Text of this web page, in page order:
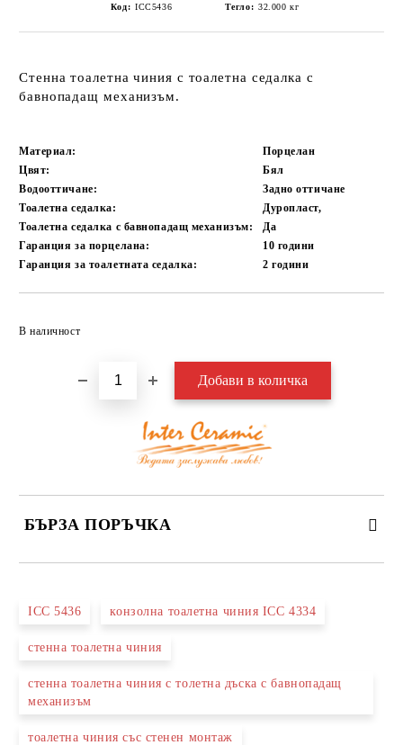
Код: ICC5436 Тегло: 32.000 кг
Стенна тоалетна чиния с тоалетна седалка с
бавнопадащ механизъм.
Материал:
Порцелан
Цвят:
Бял
Водооттичане:
Задно оттичане
Тоалетна седалка:
Дуропласт,
Тоалетна седалка с бавнопадащ механизъм:
Да
Гаранция за порцелана:
10 години
Гаранция за тоалетната седалка:
2години
В наличност
БЪРЗА ПОРЪЧКА
Съгласен съм с
ICC 5436 конзолна тоалетна чиния ICC 4334
стенна тоалетна чиния
стенна тоалетна чиния с толетна дъска с бавнопадащ
механизъм
тоалетна чиния със стенен монтаж